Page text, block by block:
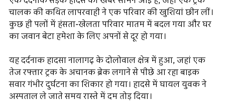
चालक की कथित लापरवाही ने एक परिवार की खुशियां छीन लीं।
कुछ ही पलों में हंसता-खेलता परिवार मातम में बदल गया और घर
का जवान बेटा हमेशा के लिए अपनों से दूर हो गया।
यह दर्दनाक हादसा नालागढ़ के दोलोवाल क्षेत्र में हुआ, जहां एक
तेज रफ्तार ट्रक के अचानक ब्रेक लगाने से पीछे आ रहा बाइक
सवार गंभीर दुर्घटना का शिकार हो गया। हादसे में घायल युवक ने
अस्पताल ले जाते समय रास्ते में दम तोड़ दिया।